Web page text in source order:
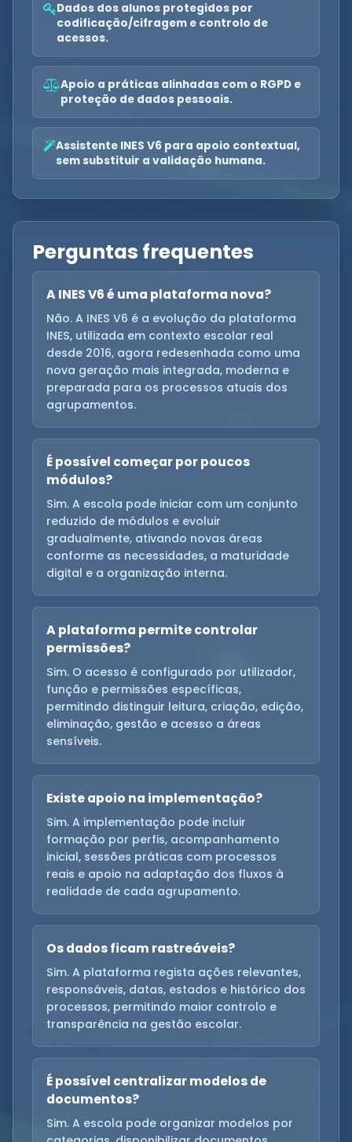
Dados dos alunos protegidos por
codificação/cifragem e controlo de
acessos.
Apoio a práticas alinhadas com o RGPD e
proteção de dados pessoais.
Assistente INES V6 para apoio contextual,
sem substituir a validação humana.
Perguntas frequentes
A INES V6 é uma plataforma nova?
Não. A INES V6 é a evolução da plataforma
INES, utilizada em contexto escolar real
desde 2016, agora redesenhada como uma
nova geração mais integrada, moderna e
preparada para os processos atuais dos
agrupamentos.
É possível começar por poucos
módulos?
Sim. A escola pode iniciar com um conjunto
reduzido de módulos e evoluir
gradualmente, ativando novas áreas
conforme as necessidades, a maturidade
digital e a organização interna.
A plataforma permite controlar
permissões?
Sim. O acesso é configurado por utilizador,
função e permissões específicas,
permitindo distinguir leitura, criação, edição,
eliminação, gestão e acesso a áreas
sensíveis.
Existe apoio na implementação?
Sim. A implementação pode incluir
formação por perfis, acompanhamento
inicial, sessões práticas com processos
reais e apoio na adaptação dos fluxos à
realidade de cada agrupamento.
Os dados ficam rastreáveis?
Sim. A plataforma regista ações relevantes,
responsáveis, datas, estados e histórico dos
processos, permitindo maior controlo e
transparência na gestão escolar.
É possível centralizar modelos de
documentos?
Sim. A escola pode organizar modelos por